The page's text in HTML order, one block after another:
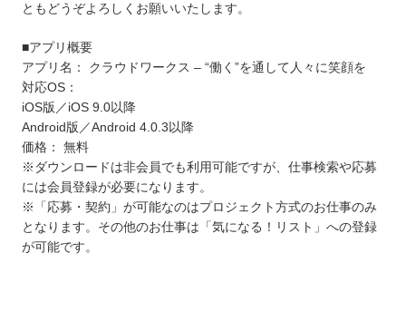
ともどうぞよろしくお願いいたします。
■アプリ概要
アプリ名： クラウドワークス – “働く”を通して人々に笑顔を
対応OS：
iOS版／iOS 9.0以降
Android版／Android 4.0.3以降
価格： 無料
※ダウンロードは非会員でも利用可能ですが、仕事検索や応募
には会員登録が必要になります。
※「応募・契約」が可能なのはプロジェクト方式のお仕事のみ
となります。その他のお仕事は「気になる！リスト」への登録
が可能です。